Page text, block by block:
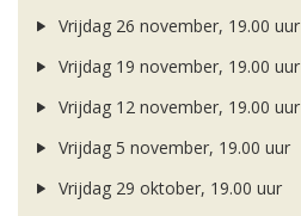
Vrijdag 26 november, 19.00 uur
Vrijdag 19 november, 19.00 uur
Vrijdag 12 november, 19.00 uur
Vrijdag 5 november, 19.00 uur
Vrijdag 29 oktober, 19.00 uur